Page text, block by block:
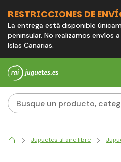
RESTRICCIONES DE
La entrega está disponible
peninsular. No realizamos envíos
Islas Canarias.
Juguetes al aire libre